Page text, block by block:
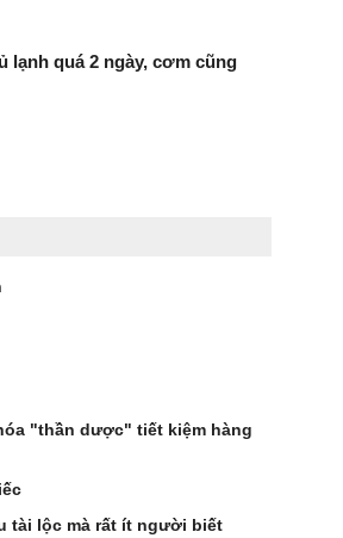
lạnh quá 2 ngày, cơm cũng
"thần dược" tiết kiệm hàng
tài lộc mà rất ít người biết